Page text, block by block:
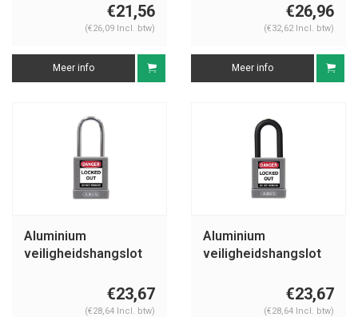
€21,56
(€26,09 Incl. btw)
Meer info
€26,96
(€32,62 Incl. btw)
Meer info
Aluminium
veiligheidshangslot
€23,67
(€28,64 Incl. btw)
Aluminium
veiligheidshangslot
€23,67
(€28,64 Incl. btw)